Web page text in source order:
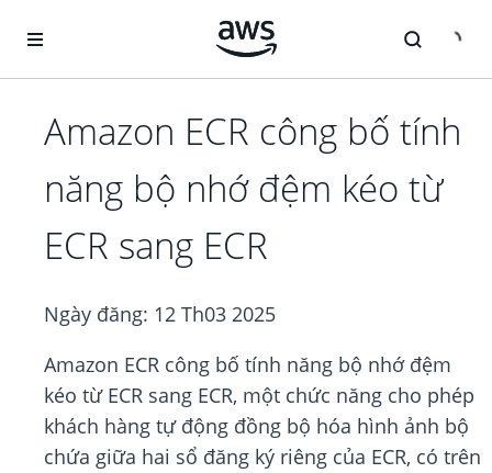
Amazon ECR công bố tính
năng bộ nhớ đệm kéo từ
ECR sang ECR
Ngày đăng: 12 Th03 2025
Amazon ECR công bố tính năng bộ nhớ đệm
kéo từ ECR sang ECR, một chức năng cho phép
khách hàng tự động đồng bộ hóa hình ảnh bộ
chứa giữa hai sổ đăng ký riêng của ECR, có trên